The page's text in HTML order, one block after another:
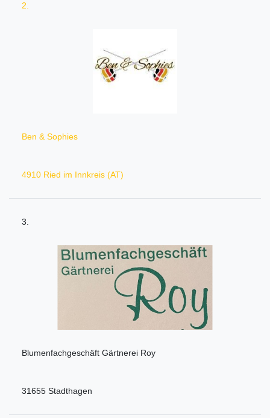
2.
Ben & Sophies
4910 Ried im Innkreis (AT)
3.
Blumenfachgeschäft Gärtnerei Roy
31655 Stadthagen